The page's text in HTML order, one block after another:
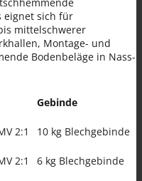
UND
eignet sich für
mittelschwerer
Montage- und
Bodenbeläge in Nass-
Gebinde
2:1 10 kg Blechgebinde
2:1 6 kg Blechgebinde